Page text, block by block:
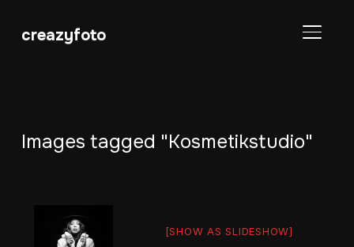
creazyfoto
Images tagged "Kosmetikstudio"
[SHOW AS SLIDESHOW]